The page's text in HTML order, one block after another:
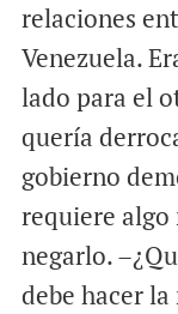
relaciones
Venezuela.
lado para el
quería
gobierno
requiere algo
negarlo.
debe hacer